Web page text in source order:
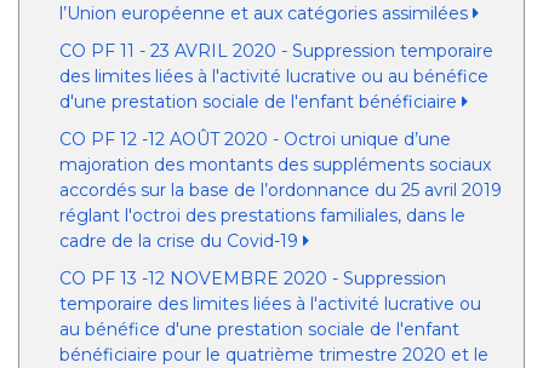
l’Union européenne et aux catégories assimilées
CO PF 11 - 23 AVRIL 2020 - Suppression temporaire
des limites liées à l'activité lucrative ou au bénéfice
d'une prestation sociale de l'enfant bénéficiaire
CO PF 12 -12 AOÛT 2020 - Octroi unique d’une
majoration des montants des suppléments sociaux
accordés sur la base de l’ordonnance du 25 avril 2019
réglant l'octroi des prestations familiales, dans le
cadre de la crise du Covid-19
CO PF 13 -12 NOVEMBRE 2020 - Suppression
temporaire des limites liées à l'activité lucrative ou
au bénéfice d'une prestation sociale de l'enfant
bénéficiaire pour le quatrième trimestre 2020 et le